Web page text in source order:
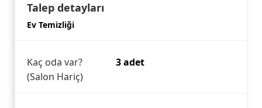
Talep detayları
Ev Temizliği
Kaç oda var?
(Salon Hariç)
3 adet